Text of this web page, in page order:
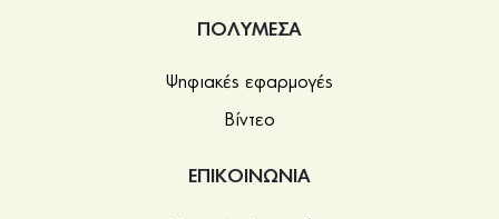
ΠΟΛΥΜΕΣΑ
Ψηφιακές εφαρμογές
Βίντεο
ΕΠΙΚΟΙΝΩΝΙΑ